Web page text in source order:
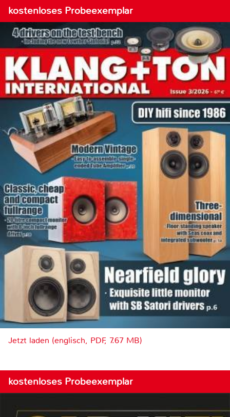
kostenloses Probeexemplar
Jetzt laden (englisch, PDF, 7.67 MB)
kostenloses Probeexemplar